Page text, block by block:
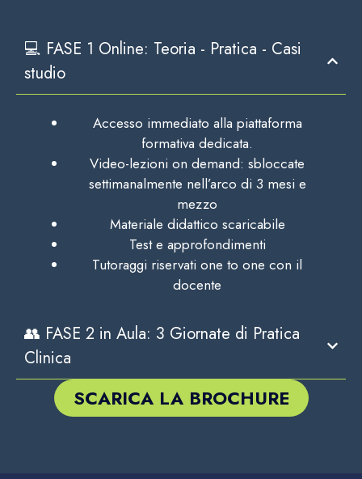
💻 FASE 1 Online: Teoria - Pratica - Casi
studio
Accesso immediato alla piattaforma
formativa dedicata.
Video-lezioni on demand: sbloccate
settimanalmente nell’arco di 3 mesi e
mezzo
Materiale didattico scaricabile
Test e approfondimenti
Tutoraggi riservati one to one con il
docente
👥 FASE 2 in Aula: 3 Giornate di Pratica
Clinica
SCARICA LA BROCHURE